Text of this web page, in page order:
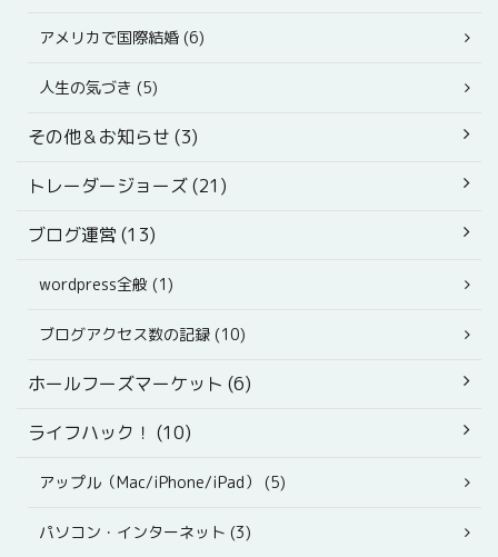
アメリカで国際結婚 (6)
人生の気づき (5)
その他＆お知らせ (3)
トレーダージョーズ (21)
ブログ運営 (13)
wordpress全般 (1)
ブログアクセス数の記録 (10)
ホールフーズマーケット (6)
ライフハック！ (10)
アップル（Mac/iPhone/iPad） (5)
パソコン・インターネット (3)